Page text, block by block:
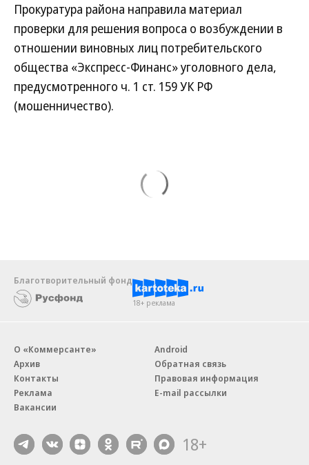
Прокуратура района направила материал
проверки для решения вопроса о возбуждении в
отношении виновных лиц потребительского
общества «Экспресс-Финанс» уголовного дела,
предусмотренного ч. 1 ст. 159 УК РФ
(мошенничество).
Благотворительный фонд
18+ реклама
О «Коммерсанте»
Архив
Контакты
Реклама
Вакансии
Android
Обратная связь
Правовая информация
E-mail рассылки
18+